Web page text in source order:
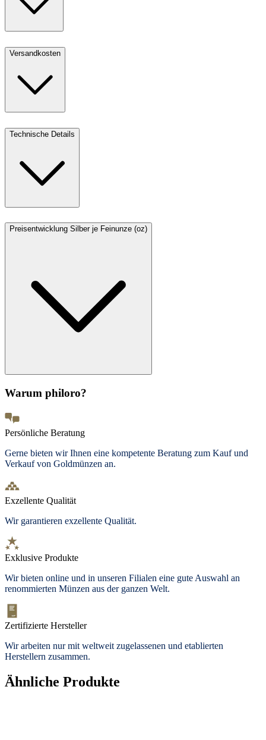
Versandkosten
Technische Details
Preisentwicklung Silber je Feinunze (oz)
Warum philoro?
Persönliche Beratung
Gerne bieten wir Ihnen eine kompetente Beratung zum Kauf und
Verkauf von Goldmünzen an.
Exzellente Qualität
Wir garantieren exzellente Qualität.
Exklusive Produkte
Wir bieten online und in unseren Filialen eine gute Auswahl an
renommierten Münzen aus der ganzen Welt.
Zertifizierte Hersteller
Wir arbeiten nur mit weltweit zugelassenen und etablierten
Herstellern zusammen.
Ähnliche Produkte